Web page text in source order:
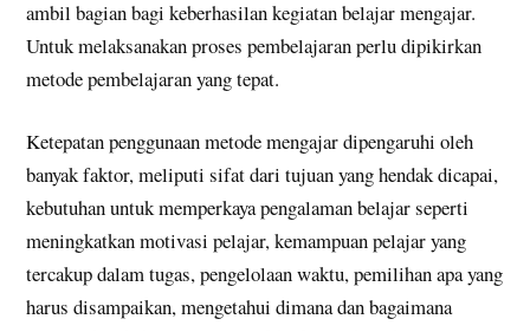
ambil bagian bagi keberhasilan kegiatan belajar mengajar.
Untuk melaksanakan proses pembelajaran perlu dipikirkan
metode pembelajaran yang tepat.
Ketepatan penggunaan metode mengajar dipengaruhi oleh
banyak faktor, meliputi sifat dari tujuan yang hendak dicapai,
kebutuhan untuk memperkaya pengalaman belajar seperti
meningkatkan motivasi pelajar, kemampuan pelajar yang
tercakup dalam tugas, pengelolaan waktu, pemilihan apa yang
harus disampaikan, mengetahui dimana dan bagaimana